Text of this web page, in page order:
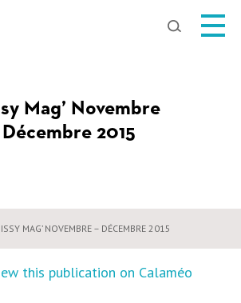
Chercher
Mag’ Novembre
Décembre 2015
MAG’ NOVEMBRE – DÉCEMBRE 2015
this publication on Calaméo